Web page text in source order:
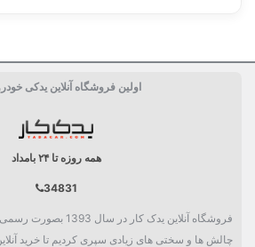
اولین فروشگاه آنلاین یدکی
همه روزه تا ۲۴ بامداد
34831
فروشگاه آنلاین یدک کار
چالش ها و سختی های زیادی سپری کردیم تا خرید